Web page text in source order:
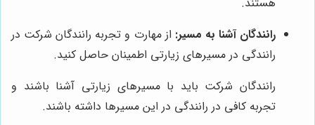
رانندگان آشنا به مسیر: از مهارت و تجربه رانندگان شرکت در
رانندگی در مسیرهای زیارتی اطمینان حاصل کنید.
رانندگان شرکت باید با مسیرهای زیارتی آشنا باشند و
تجربه کافی در رانندگی در این مسیرها داشته باشند.